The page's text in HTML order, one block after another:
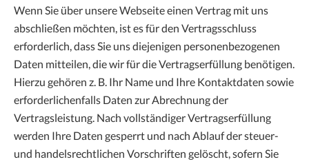
Wenn Sie über unsere Webseite einen Vertrag mit uns
abschließen möchten, ist es für den Vertragsschluss
erforderlich, dass Sie uns diejenigen personenbezogenen
Daten mitteilen, die wir für die Vertragserfüllung benötigen.
Hierzu gehören z. B. Ihr Name und Ihre Kontaktdaten sowie
erforderlichenfalls Daten zur Abrechnung der
Vertragsleistung. Nach vollständiger Vertragserfüllung
werden Ihre Daten gesperrt und nach Ablauf der steuer-
und handelsrechtlichen Vorschriften gelöscht, sofern Sie